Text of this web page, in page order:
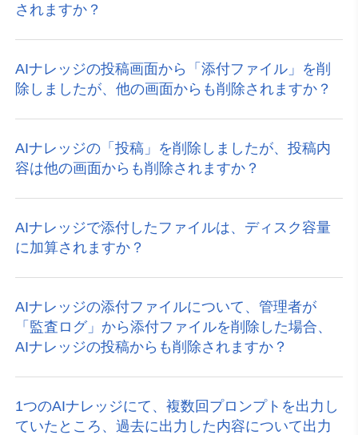
されますか？
AIナレッジの投稿画面から「添付ファイル」を削
除しましたが、他の画面からも削除されますか？
AIナレッジの「投稿」を削除しましたが、投稿内
容は他の画面からも削除されますか？
AIナレッジで添付したファイルは、ディスク容量
に加算されますか？
AIナレッジの添付ファイルについて、管理者が
「監査ログ」から添付ファイルを削除した場合、
AIナレッジの投稿からも削除されますか？
1つのAIナレッジにて、複数回プロンプトを出力し
ていたところ、過去に出力した内容について出力